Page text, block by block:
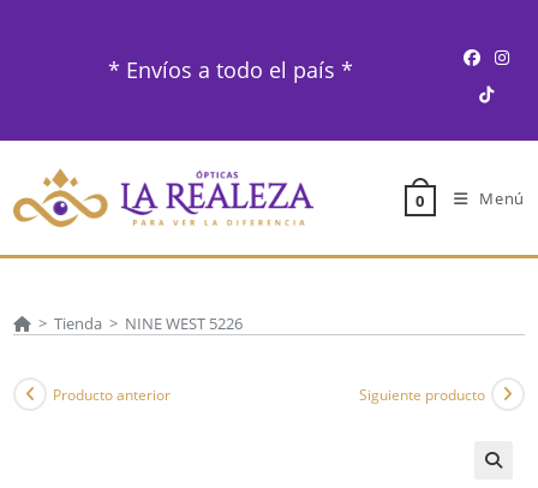
* Envíos a todo el país *
0 Menú
> Tienda > NINE WEST 5226
Producto anterior Siguiente producto